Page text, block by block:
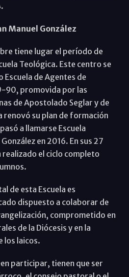
Manuel González
tiene lugar el período de
Teológica. Este centro se
Escuela de Agentes de
90, promovida por las
de Apostolado Seglar y de
renovó su plan de formación
a llamarse Escuela
en 2016. En sus 27
realizado el ciclo completo
de esta Escuela es
dispuesto a colaborar de
comprometido en
de la Diócesis y en la
los laicos.
participar, tienen que ser